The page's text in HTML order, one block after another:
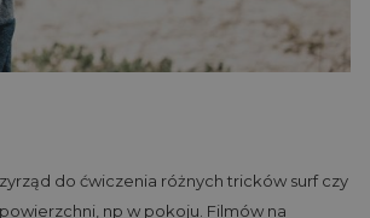
do ćwiczenia różnych tricków surf czy
np w pokoju. Filmów na